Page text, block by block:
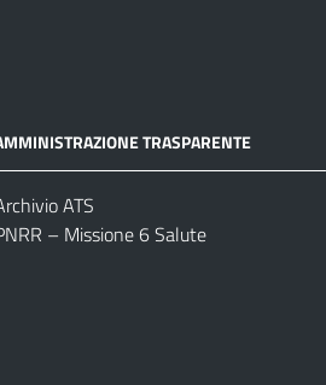
TRASPARENTE
ATS
– Missione 6 Salute